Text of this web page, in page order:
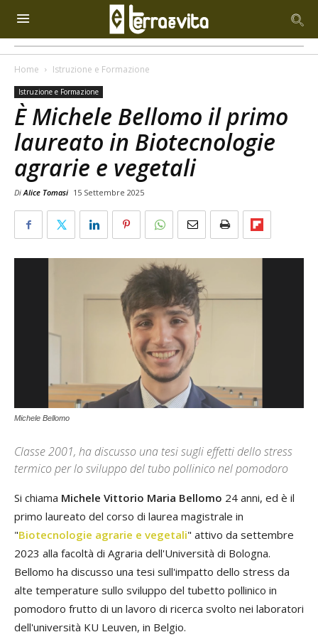
Home Istruzione e Formazione
Istruzione e Formazione
È Michele Bellomo il primo
laureato in Biotecnologie
agrarie e vegetali
DiAlice Tomasi 15 Settembre 2025
Michele Bellomo
Classe 2001, ha discusso una tesi sugli effetti dello stress
termico per lo sviluppo del tubo pollinico nel pomodoro
Si chiama Michele Vittorio Maria Bellomo 24 anni, ed è il
primo laureato del corso di laurea magistrale in
"Biotecnologie agrarie e vegetali" attivo da settembre
2023 alla facoltà di Agraria dell'Università di Bologna.
Bellomo ha discusso una tesi sull'impatto dello stress da
alte temperature sullo sviluppo del tubetto pollinico in
pomodoro frutto di un lavoro di ricerca svolto nei laboratori
dell'università KU Leuven, in Belgio.